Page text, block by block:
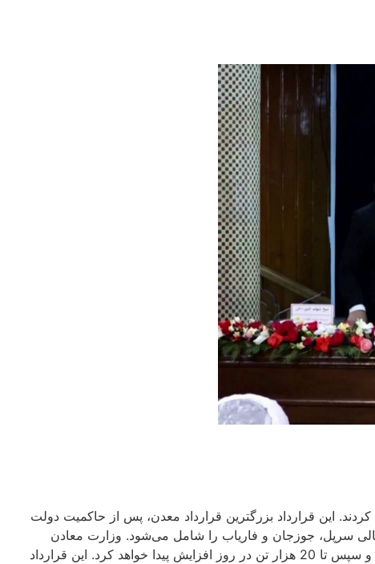
شرکت چینی امضا کردند. این قرارداد بزرگترین قرارداد معدن، پس از حاکمیت دولت
نفتی آمودریا در ولایت‌های شمالی سرپل، جوزجان و فاریاب را شامل می‌شود. وزارت معادن
افغانستان و شرکت چینی (CPEIC) طرف قرارداد، پیش بینی کرده است که استخراج از این حوزه نفتی از 200 تن در روز به 1000 تن و سپس تا 20 هزار تن در روز افزایش پیدا خواهد کرد. این قرارداد